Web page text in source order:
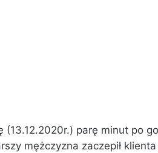
(13.12.2020r.) parę minut po
mężczyzna zaczepił